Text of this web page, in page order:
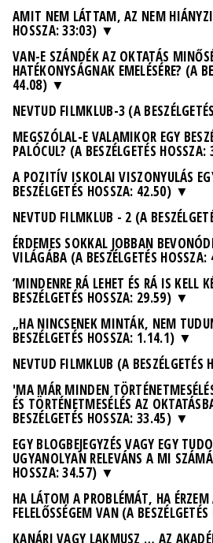
AMIT NEM LÁTTAM, AZ NEM
HOSSZA: 33:03)
VAN-E SZÁNDÉK AZ OKTATÁS
HATÉKONYSÁGNAK EMELÉSÉRE? (A
44.08)
NEVTUD FILMKLUB-3 (A
MEGSZÓLAL-E VALAMIKOR EGY
PALÓCUL? (A BESZÉLGETÉS
A POZITÍV ISKOLAI VISZONYULÁS
BESZÉLGETÉS HOSSZA: 42.50)
NEVTUD FILMKLUB - 2 (A
ÉRDEMES SOKKAL JOBBAN
VILÁGÁBA (A BESZÉLGETÉS
’MINDENRE RÁ LEHET ÉS RÁ IS KELL
BESZÉLGETÉS HOSSZA: 29.59)
„HA NINCSENEK MINTÁK, NEM
BESZÉLGETÉS HOSSZA: 1.14.1)
NEVTUD FILMKLUB (A BESZÉLGETÉS
'MA MÁR MINDEN
ÉS TÖRTÉNETMESÉLÉS AZ
BESZÉLGETÉS HOSSZA: 33.45)
EGY BLOGBEJEGYZÉS VAGY EGY
UGYANOLYAN RELEVÁNS A MI
HOSSZA: 34.57)
HA LÁTOM A PROBLÉMÁT, HA
FELELŐSSÉGEM VAN (A
KANÁRI VAGY LAKMUSZ … AZ